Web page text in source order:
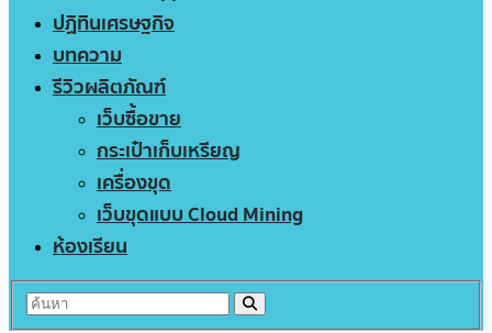
ปฏิทินเศรษฐกิจ
บทความ
รีวิวผลิตภัณฑ์
เว็บซื้อขาย
กระเป๋าเก็บเหรียญ
เครื่องขุด
เว็บขุดแบบ Cloud Mining
ห้องเรียน